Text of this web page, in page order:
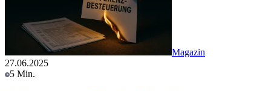
Magazin
27.06.2025
5 Min.